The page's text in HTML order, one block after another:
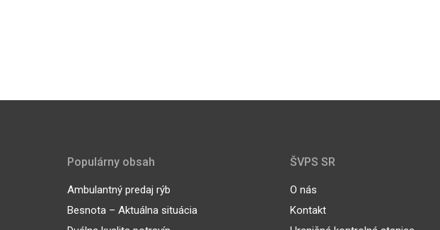
Populárny obsah
Ambulantný predaj rýb
Besnota – Aktuálna situácia
ŠVPS SR
O nás
Kontakt